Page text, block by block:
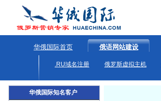
华俄国际首页 俄语网站建设
.RU域名注册 俄罗斯虚拟主机
华俄国际知名客户